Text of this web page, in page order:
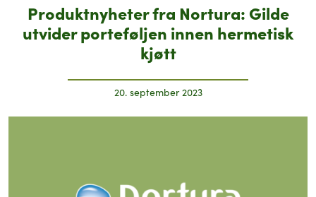
Produktnyheter fra Nortura: Gilde
utvider porteføljen innen hermetisk
kjøtt
20. september 2023